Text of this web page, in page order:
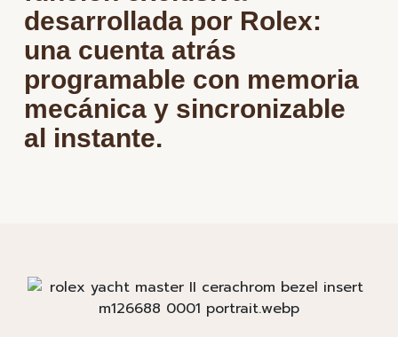
desarrollada por Rolex:
una cuenta atrás
programable con memoria
mecánica y sincronizable
al instante.